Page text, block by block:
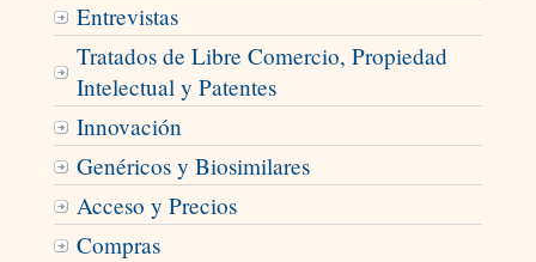
Entrevistas
Tratados de Libre Comercio, Propiedad
Intelectual y Patentes
Innovación
Genéricos y Biosimilares
Acceso y Precios
Compras